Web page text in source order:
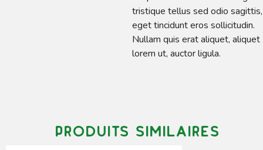
tristique tellus sed odio sagittis,
eget tincidunt eros sollicitudin.
Nullam quis erat aliquet, aliquet
lorem ut, auctor ligula.
Produits similaires